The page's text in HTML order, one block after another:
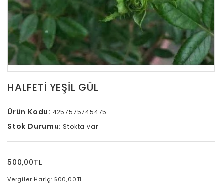
HALFETI YEŞIL GÜL
Ürün Kodu: 4257575745475
Stok Durumu: Stokta var
500,00TL
Vergiler Hariç: 500,00TL